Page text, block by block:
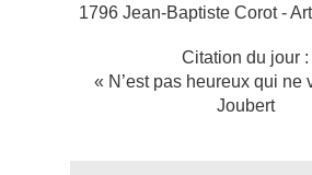
1796 Jean-Baptiste Corot -
Citation du jour :
« N’est pas heureux qui ne
Joubert